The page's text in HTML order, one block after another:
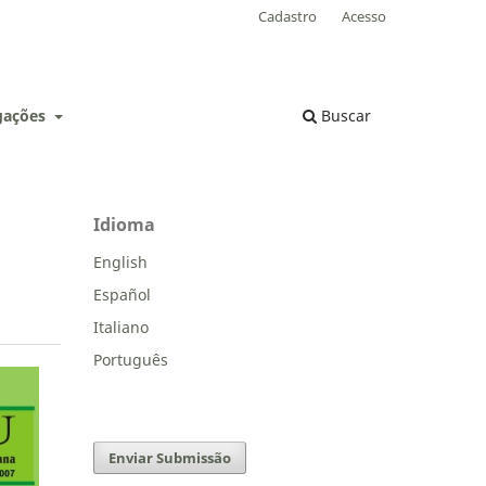
Buscar
Cadastro Acesso
Idioma
English
Español
Italiano
Português
Enviar Submissão